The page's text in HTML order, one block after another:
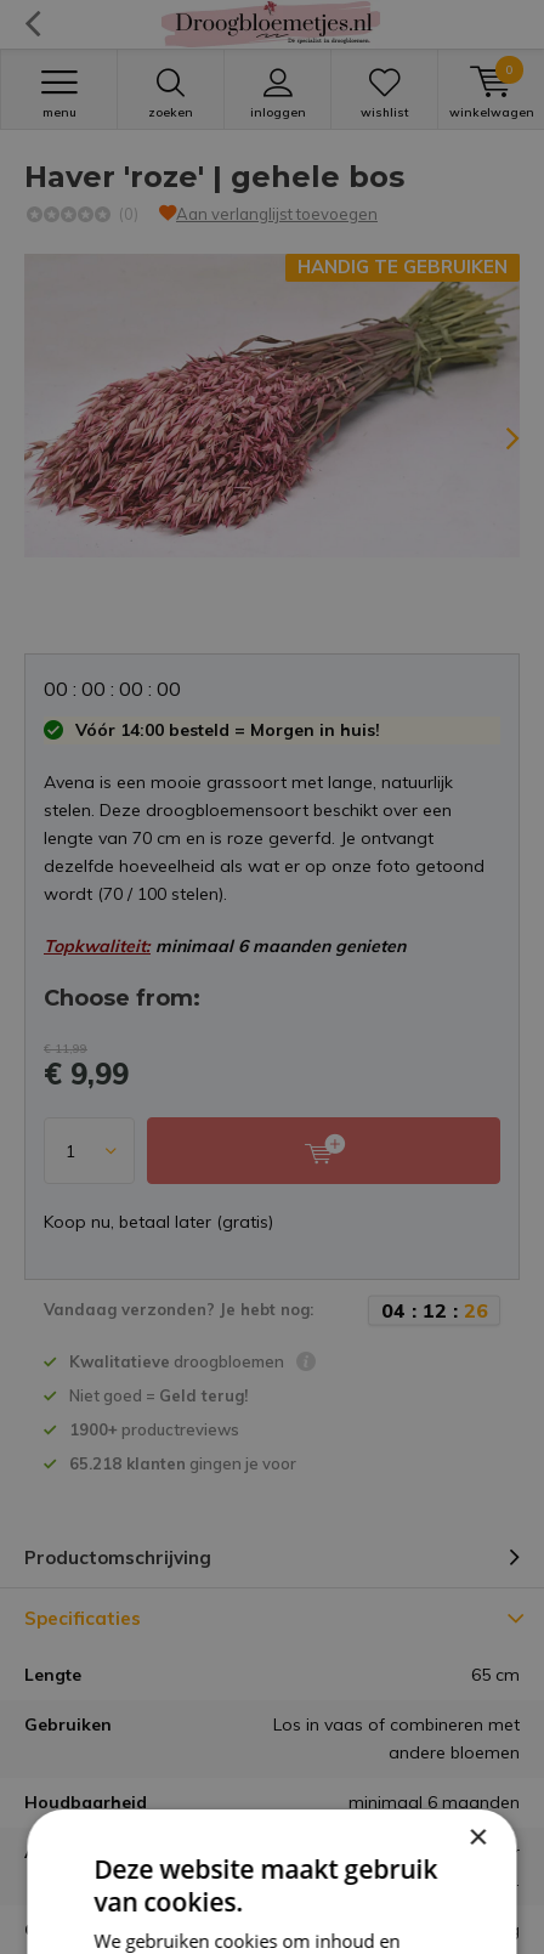
zoeken inloggen
menu wishlist winkelwagen
0
Haver 'roze' | gehele bos
(0) Aan verlanglijst toevoegen
HANDIG TE GEBRUIKEN
00 : 00 : 00 : 00
Vóór 14:00 besteld = Morgen in huis!
Avena is een mooie grassoort met lange, natuurlijk
stelen. Deze droogbloemensoort beschikt over een
lengte van 70 cm en is roze geverfd. Je ontvangt
dezelfde hoeveelheid als wat er op onze foto getoond
wordt (70 / 100 stelen).
Topkwaliteit:minimaal 6 maanden genieten
Choose from:
€ 11,99
€ 9,99
Koop nu, betaal later (gratis)
Vandaag verzonden? Je hebt nog: 04 : 12 : 26
Kwalitatieve droogbloemen
Niet goed = Geld terug!
1900+ productreviews
65.218 klanten gingen je voor
Productomschrijving
Specificaties
Lengte 65 cm
Gebruiken
Los in vaas of combineren met
andere bloemen
Houdbaarheid minimaal 6 maanden
Aantal stelen
ongeveer 70 / 100 stelen per
bos.
Garantie niet goed = geld terug
×
Deze website maakt gebruik
van cookies.
We gebruiken cookies om inhoud en